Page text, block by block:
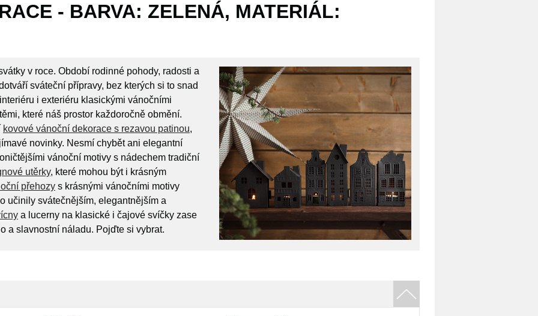
- BARVA: ZELENÁ, MATERIÁL:
v roce. Období rodinné pohody, radosti a
sváteční přípravy, bez kterých si to snad
i exteriéru klasickými vánočními
které náš prostor každoročně obmění.
kovové vánoční dekorace s rezavou patinou,
novinky. Nesmí chybět ani elegantní
vánoční motivy s nádechem tradiční
utěrky, které mohou být i krásným
přehozy s krásnými vánočními motivy
učinily svátečnějším, elegantnějším a
a lucerny na klasické i čajové svíčky zase
a slavnostní náladu. Pojďte si vybrat.